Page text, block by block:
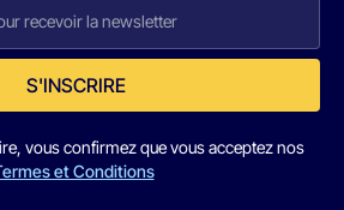
S'INSCRIRE
vous confirmez que vous acceptez nos
et Conditions